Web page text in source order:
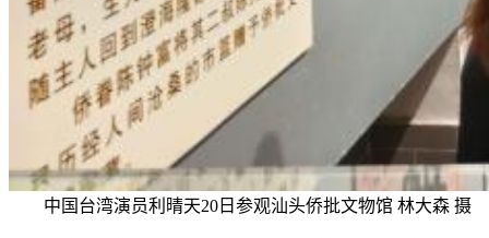
中国台湾演员利晴天20日参观汕头侨批文物馆 林大森 摄